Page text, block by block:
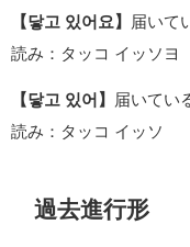
【닿고 있어요】 届いて
読み：タッコ イッソヨ
【닿고 있어】 届いてい
読み：タッコ イッソ
過去進行形